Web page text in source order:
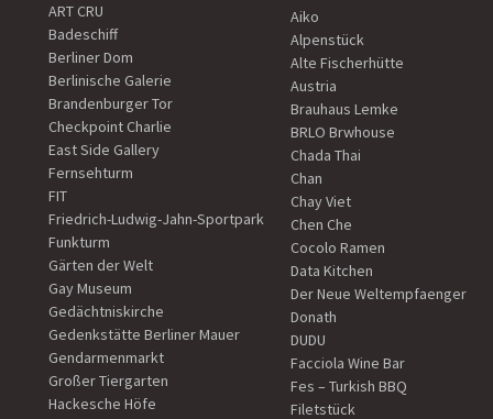
ART CRU
Badeschiff
Berliner Dom
Berlinische Galerie
Brandenburger Tor
Checkpoint Charlie
East Side Gallery
Fernsehturm
FIT
Friedrich-Ludwig-Jahn-Sportpark
Funkturm
Gärten der Welt
Gay Museum
Gedächtniskirche
Gedenkstätte Berliner Mauer
Gendarmenmarkt
Großer Tiergarten
Hackesche Höfe
Aiko
Alpenstück
Alte Fischerhütte
Austria
Brauhaus Lemke
BRLO Brwhouse
Chada Thai
Chan
Chay Viet
Chen Che
Cocolo Ramen
Data Kitchen
Der Neue Weltempfaenger
Donath
DUDU
Facciola Wine Bar
Fes – Turkish BBQ
Filetstück